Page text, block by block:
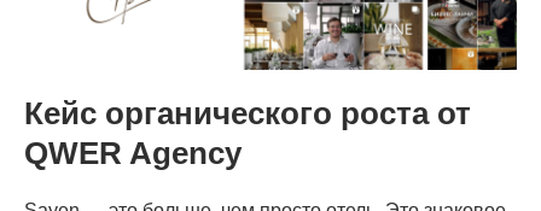
Кейс органического роста от
QWER Agency